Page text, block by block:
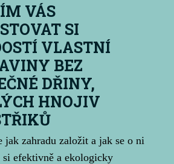
VÁS
SI
VLASTNÍ
BEZ
DŘINY,
HNOJIV
jak zahradu založit a jak se o ni
si efektivně a ekologicky